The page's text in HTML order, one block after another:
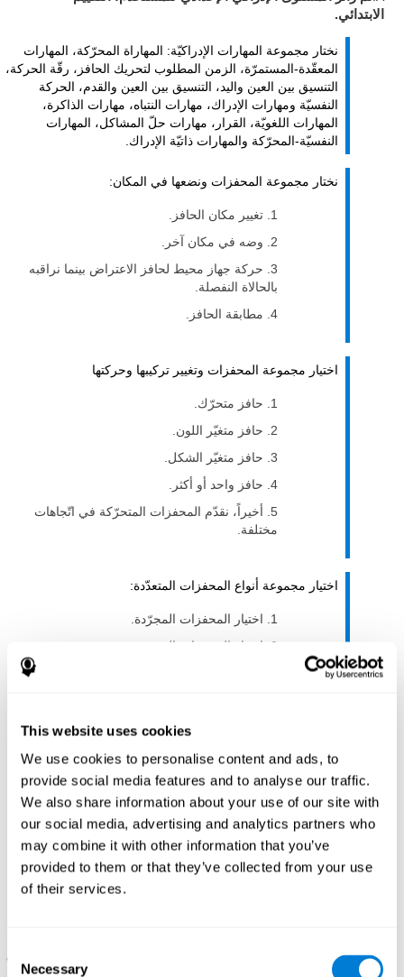
This website uses cookies
We use cookies to personalise content and ads, to
provide social media features and to analyse our traffic.
We also share information about your use of our site with
our social media, advertising and analytics partners who
may combine it with other information that you’ve
provided to them or that they’ve collected from your use
of their services.
Selection
Necessary
الابتدائي.
نختار مجموعة المهارات الإدراكيّة: المهاراة المحرّكة، المهارات
المعقّدة-المستمرّة، الزمن المطلوب لتحريك الحافز، رقّة الحركة،
التنسيق بين العين واليد، التنسيق بين العين والقدم، الحركة
النفسيّة ومهارات الإدراك، مهارات النتباه، مهارات الذاكرة،
المهارات اللغويّة، القرار، مهارات حلّ المشاكل، المهارات
النفسيّة-المحرّكة والمهارات ذاتيّة الإدراك.
نختار مجموعة المحفزات ونضعها في المكان:
تغيير مكان الحافز.
وضه في مكان آخر.
حركة جهاز محيط لحافز الاعتراض بينما نراقبه
بالحالاة النفصلة.
مطابقة الحافز.
اختيار مجموعة المحفزات وتغيير تركيبها وحركتها
حافز متحرّك.
حافز متغيّر اللون.
حافز متغيّر الشكل.
حافز واحد أو أكثر.
أخيراً، نقدّم المحفزات المتحرّكة في اتّجاهات
مختلفة.
اختيار مجموعة أنواع المحفزات المتعدّدة:
اختيار المحفزات المجرّدة.
اختيار المحفزات المحسوسة.
يُستعمل وصلة الخروج في جهاز ما (الكمبيوتر، والهاتف، واللوحة
الجهاز مؤلّف من جهاز دخول الحركة وجهاز الخروج الذي يعطي
الحافزَ. هناك محلّل يحلّل معلومات جهاز الدخول.
تحليل المعلومات وفقا لنتائج التقييم الابتدائيّ.
بعد نهاية الرائز، نحلّل النتائج ونقسّم المهارات الإدراكيّة بحسب
المستمرّة، الزمن المطلوب بتحريك الحافز، رقّة الحركة، التنسيق
بين العين واليد، التنسيق بين اليدين والتنسيق بين العين والقدم.